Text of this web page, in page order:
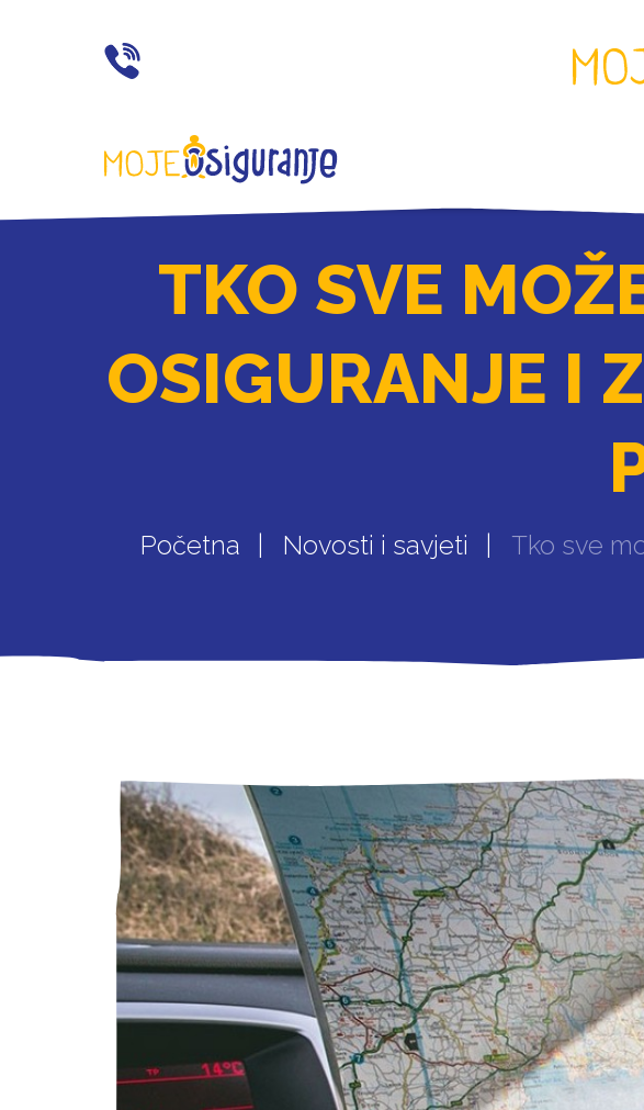
TKO SVE
OSIGURANJE I
Početna Novosti i savjeti Tko sve